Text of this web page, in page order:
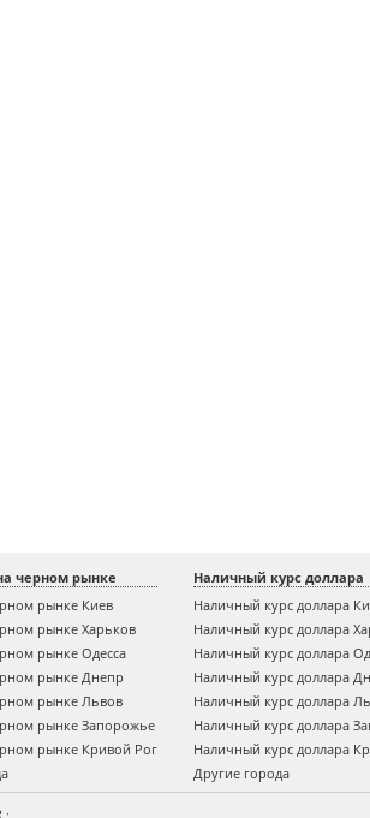
черном рынке
рынке Киев
рынке Харьков
рынке Одесса
рынке Днепр
рынке Львов
рынке Запорожье
рынке Кривой Рог
Наличный курс доллара
Наличный курс доллара
Наличный курс доллара
Наличный курс доллара
Наличный курс доллара
Наличный курс доллара
Наличный курс доллара
Наличный курс доллара
Другие города
·